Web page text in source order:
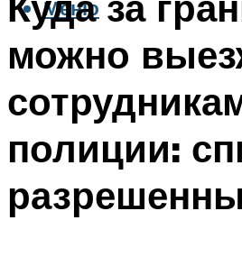
Меню
можно
полиции: